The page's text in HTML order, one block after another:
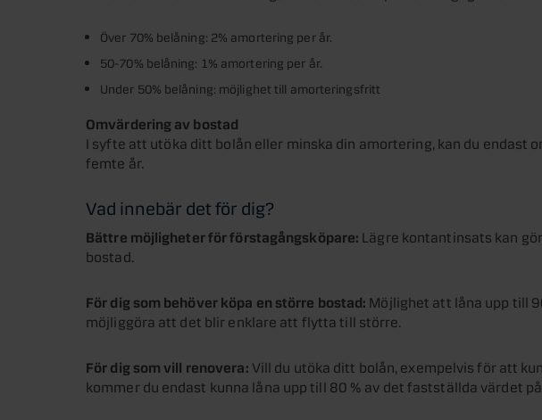
Över 70% belåning: 2% amortering per år.
50-70% belåning: 1% amortering per år.
Under 50% belåning: möjlighet till amorteringsfritt
Omvärdering av bostad
I syfte att utöka ditt bolån eller minska din amortering, kan du endast
femte år.
Vad innebär det för dig?
Bättre möjligheter för förstagångsköpare: Lägre kontantinsats kan
bostad.
För dig som behöver köpa en större bostad: Möjlighet att låna upp till
möjliggöra att det blir enklare att flytta till större.
För dig som vill renovera: Vill du utöka ditt bolån, exempelvis för att
kommer du endast kunna låna upp till 80 % av det fastställda värdet